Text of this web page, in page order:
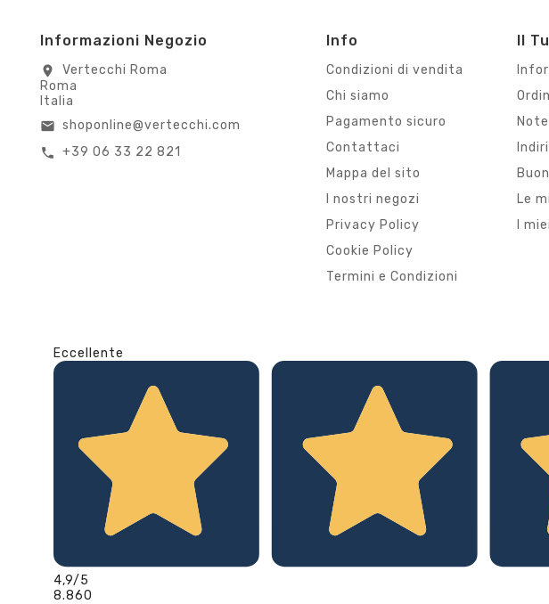
Informazioni Negozio
location_on
Vertecchi Roma
Roma
Italia
email shoponline@vertecchi.com
call +39 06 33 22 821
Info
Condizioni di vendita
Chi siamo
Pagamento sicuro
Contattaci
Mappa del sito
I nostri negozi
Privacy Policy
Cookie Policy
Termini e Condizioni
Il
Le
I
Eccellente
4,9/5
8.860